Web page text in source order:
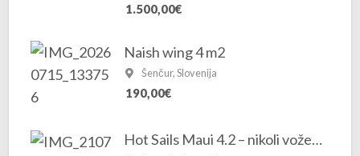
1.500,00€
Naish wing 4 m2
Šenčur, Slovenija
190,00€
Hot Sails Maui 4.2 – nikoli voženo, novo jadro